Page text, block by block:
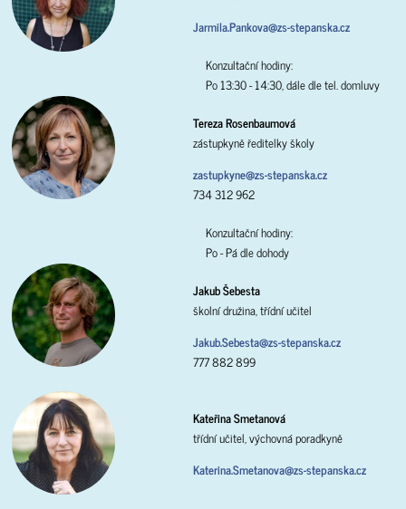
Jarmila.Pankova@zs-stepanska.cz
Konzultační hodiny:
Po 13:30 - 14:30, dále dle tel. domluvy
Tereza Rosenbaumová
zástupkyně ředitelky školy
zastupkyne@zs-stepanska.cz
734 312 962
Konzultační hodiny:
Po - Pá dle dohody
Jakub Šebesta
školní družina, třídní učitel
Jakub.Sebesta@zs-stepanska.cz
777 882 899
Kateřina Smetanová
třídní učitel, výchovná poradkyně
Katerina.Smetanova@zs-stepanska.cz